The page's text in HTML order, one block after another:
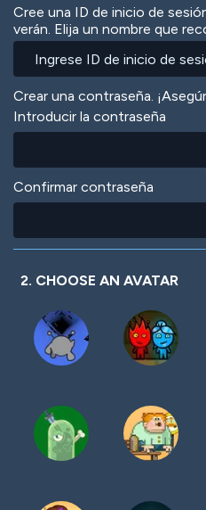
Cree una ID de inicio de
verán. Elija un nombre que
Crear una contraseña.
Introducir la contraseña
Confirmar contraseña
2. CHOOSE AN AVATAR